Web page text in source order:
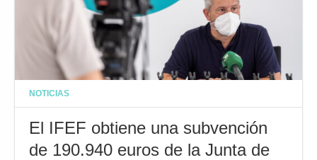
NOTICIAS
El IFEF obtiene una subvención
de 190.940 euros de la Junta de